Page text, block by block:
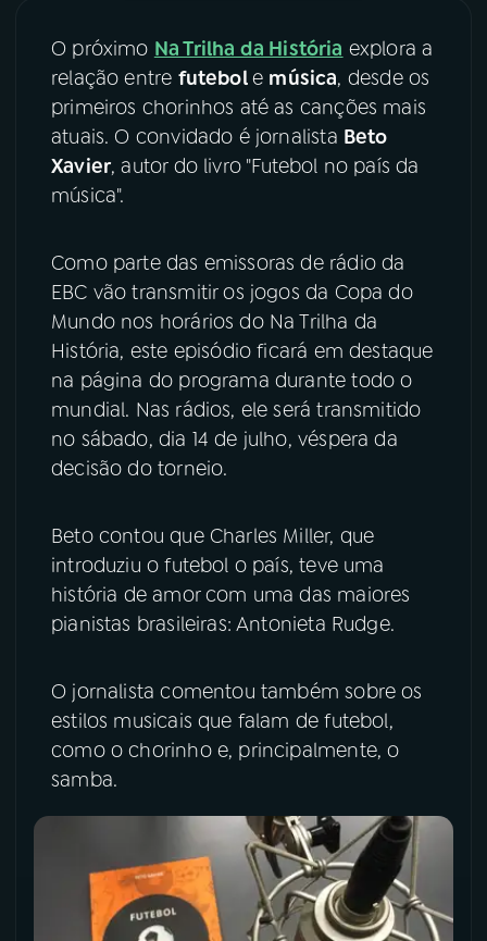
06 VIDEOCASTS
07ÚLTIMAS
08 FESTIVAL DE MÚSICA
ACOMPANHE A RÁDIO NACIONAL
YouTube Facebook
Instagram X
TikTok
O próximo Na Trilha da História explora a
relação entre futebole música, desde os
primeiros chorinhos até as canções mais
atuais. O convidado é jornalista Beto
Xavier, autor do livro "Futebol no país da
música".
Como parte das emissoras de rádio da
EBC vão transmitir os jogos da Copa do
Mundo nos horários do Na Trilha da
História, este episódio ficará em destaque
na página do programa durante todo o
mundial. Nas rádios, ele será transmitido
no sábado, dia 14 de julho, véspera da
decisão do torneio.
Beto contou que Charles Miller, que
introduziu o futebol o país, teve uma
história de amor com uma das maiores
pianistas brasileiras: Antonieta Rudge.
O jornalista comentou também sobre os
estilos musicais que falam de futebol,
como o chorinho e, principalmente, o
samba.